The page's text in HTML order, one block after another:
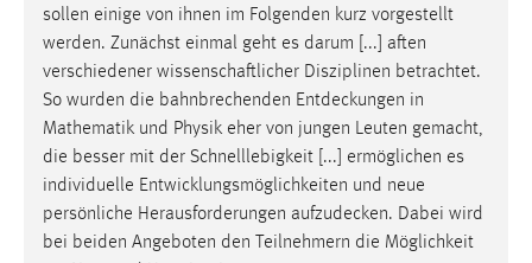
sollen einige von ihnen im Folgenden kurz vorgestellt
werden. Zunächst einmal geht es darum [...] aften
verschiedener wissenschaftlicher Disziplinen betrachtet.
So wurden die bahnbrechenden Entdeckungen in
Mathematik und Physik eher von jungen Leuten gemacht,
die besser mit der Schnelllebigkeit [...] ermöglichen es
individuelle Entwicklungsmöglichkeiten und neue
persönliche Herausforderungen aufzudecken. Dabei wird
bei beiden Angeboten den Teilnehmern die Möglichkeit